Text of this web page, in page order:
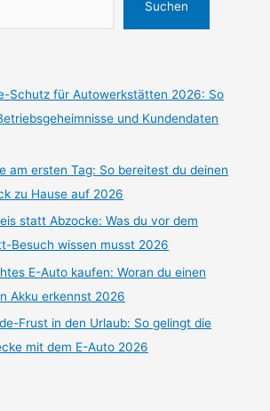
Suchen
Schutz für Autowerkstätten 2026: So
und Kundendaten
am ersten Tag: So bereitest du deinen
zu Hause auf 2026
statt Abzocke: Was du vor dem
Besuch wissen musst 2026
E-Auto kaufen: Woran du einen
Akku erkennst 2026
Frust in den Urlaub: So gelingt die
mit dem E-Auto 2026